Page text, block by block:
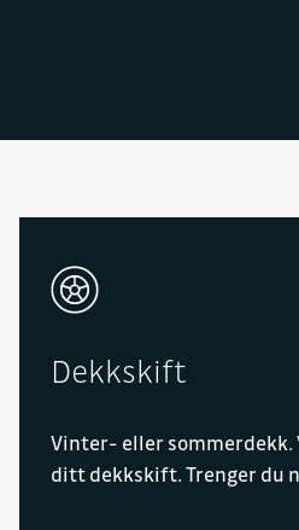
Dekkskift
Vinter- eller sommerdekk.
ditt dekkskift. Trenger du